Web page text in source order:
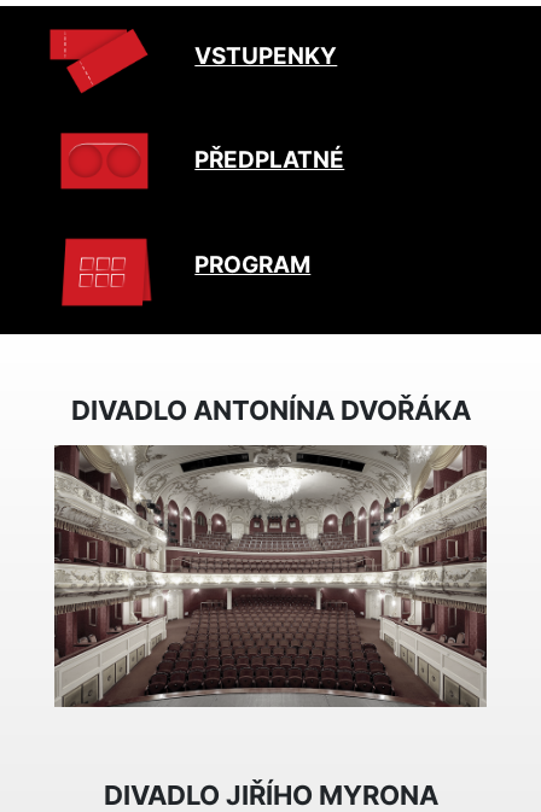
VSTUPENKY
PŘEDPLATNÉ
PROGRAM
DIVADLO ANTONÍNA DVOŘÁKA
DIVADLO JIŘÍHO MYRONA